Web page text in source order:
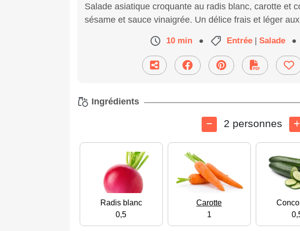
Salade asiatique croquante au radis blanc, carotte et
sésame et sauce vinaigrée. Un délice frais et léger
10 min ● Entrée | Salade ●
Ingrédients
2 personnes
Radis blanc
0,5
Carotte
1